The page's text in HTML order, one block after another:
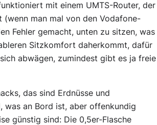
mit einem UMTS-Router, der
man mal von den Vodafone-
Fehler gemacht, unten zu sitzen, was
Sitzkomfort daherkommt, dafür
abwägen, zumindest gibt es ja freie
das sind Erdnüsse und
was an Bord ist, aber offenkundig
günstig sind: Die 0,5er-Flasche